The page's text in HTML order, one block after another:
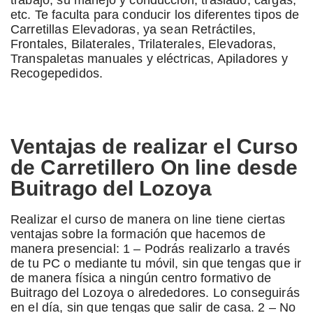
etc. Te faculta para conducir los diferentes tipos de
Carretillas Elevadoras, ya sean Retráctiles,
Frontales, Bilaterales, Trilaterales, Elevadoras,
Transpaletas manuales y eléctricas, Apiladores y
Recogepedidos.
Ventajas de realizar el Curso
de Carretillero On line desde
Buitrago del Lozoya
Realizar el curso de manera on line tiene ciertas
ventajas sobre la formación que hacemos de
manera presencial: 1 – Podrás realizarlo a través
de tu PC o mediante tu móvil, sin que tengas que ir
de manera física a ningún centro formativo de
Buitrago del Lozoya o alrededores. Lo conseguirás
en el día, sin que tengas que salir de casa. 2 – No